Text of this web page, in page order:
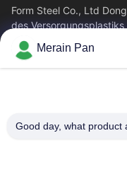
Form Steel Co., Ltd
des
Kaltverformungsstahl,...
Schnelllinks
Fabrik-Ausflug
Merain Pan
Good day, what product